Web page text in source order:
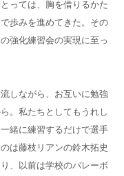
っては、胸を借りるかた
歩みを進めてきた。その
強化練習会の実現に至っ
しながら、お互いに勉強
。私たちとしてもうれし
緒に練習するだけで選手
は藤枝リアンの鈴木拓史
、以前は学校のバレーボ